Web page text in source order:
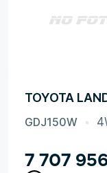
TOYOTA
GDJ150W
7 707